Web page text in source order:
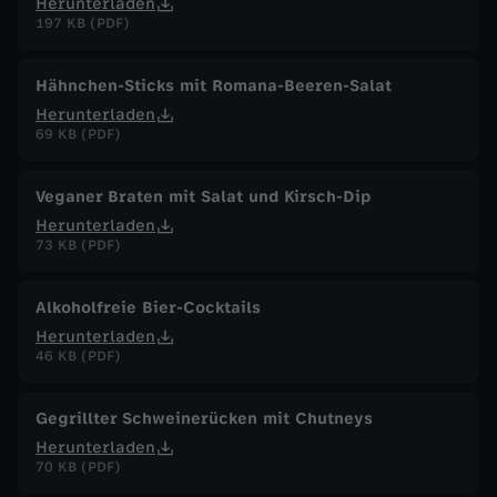
Herunterladen
197 KB (PDF)
Hähnchen-Sticks mit Romana-Beeren-Salat
Herunterladen
69 KB (PDF)
Veganer Braten mit Salat und Kirsch-Dip
Herunterladen
73 KB (PDF)
Alkoholfreie Bier-Cocktails
Herunterladen
46 KB (PDF)
Gegrillter Schweinerücken mit Chutneys
Herunterladen
70 KB (PDF)